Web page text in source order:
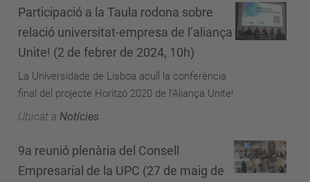
Participació a la Taula rodona sobre
relació universitat-empresa de l’aliança
Unite! (2 de febrer de 2024, 10h)
La Universidade de Lisboa acull la conferència
final del projecte Horitzó 2020 de l’Aliança Unite!
Ubicat a Notícies
9a reunió plenària del Consell
Empresarial de la UPC (27 de maig de